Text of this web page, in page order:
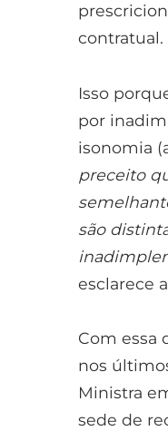
contratual.
Isso
por
isonomia
preceito
são
esclarece
Com essa
nos
Ministra
sede de